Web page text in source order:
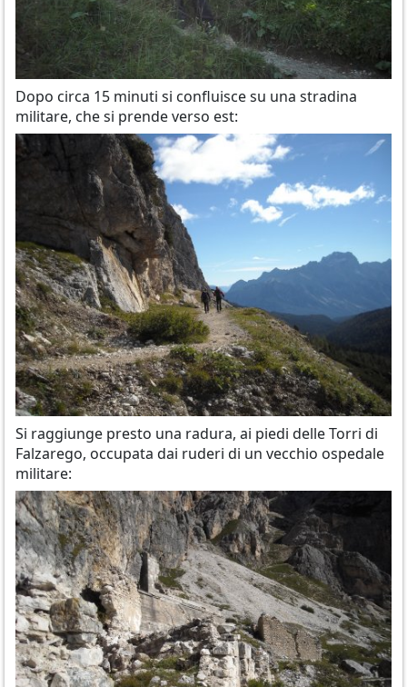
Dopo circa 15 minuti si confluisce su una stradina
militare, che si prende verso est:
Si raggiunge presto una radura, ai piedi delle Torri di
Falzarego, occupata dai ruderi di un vecchio ospedale
militare: